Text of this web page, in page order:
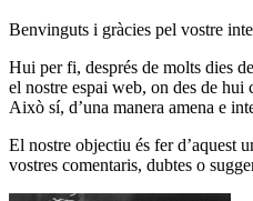
Benvinguts i gràcies pel vostre
Hui per fi, després de molts dies
el nostre espai web, on des de
Això sí, d’una manera amena e
El nostre objectiu és fer d’aquest
vostres comentaris, dubtes o